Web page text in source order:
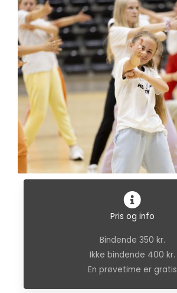
Pris og info
Bindende 350 kr.
Ikke bindende 400 kr.
En prøvetime er gratis